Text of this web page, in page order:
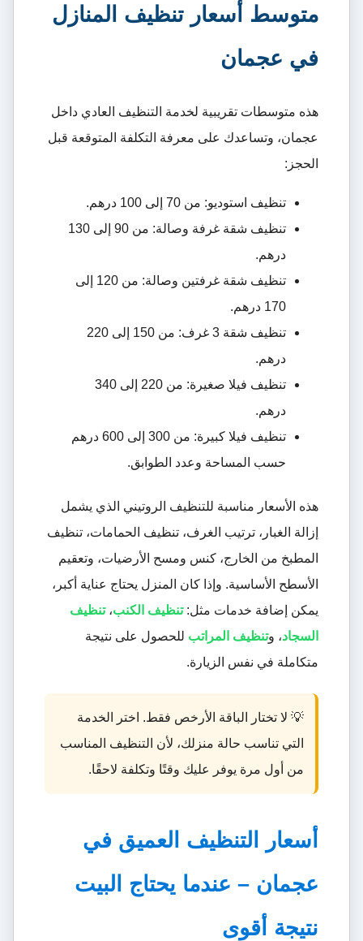
متوسط أسعار تنظيف المنازل
في عجمان
هذه متوسطات تقريبية لخدمة التنظيف العادي داخل
عجمان، وتساعدك على معرفة التكلفة المتوقعة قبل
الحجز:
تنظيف استوديو: من 70 إلى 100 درهم.
تنظيف شقة غرفة وصالة: من 90 إلى 130
درهم.
تنظيف شقة غرفتين وصالة: من 120 إلى
170 درهم.
تنظيف شقة 3 غرف: من 150 إلى 220
درهم.
تنظيف فيلا صغيرة: من 220 إلى 340
درهم.
تنظيف فيلا كبيرة: من 300 إلى 600 درهم
حسب المساحة وعدد الطوابق.
هذه الأسعار مناسبة للتنظيف الروتيني الذي يشمل
إزالة الغبار، ترتيب الغرف، تنظيف الحمامات، تنظيف
المطبخ من الخارج، كنس ومسح الأرضيات، وتعقيم
الأسطح الأساسية. وإذا كان المنزل يحتاج عناية أكبر،
يمكن إضافة خدمات مثل:تنظيف الكنب،تنظيف
السجاد، وتنظيف المراتب للحصول على نتيجة
متكاملة في نفس الزيارة.
💡 لا تختار الباقة الأرخص فقط. اختر الخدمة
التي تناسب حالة منزلك، لأن التنظيف المناسب
من أول مرة يوفر عليك وقتًا وتكلفة لاحقًا.
أسعار التنظيف العميق في
عجمان – عندما يحتاج البيت
نتيجة أقوى